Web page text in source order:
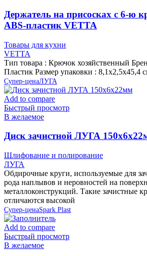
Держатель на присосках с 6-ю
ABS-пластик VETTA
Товары для кухни
VETTA
Тип товара : Крючок хозяйственный
Пластик Размер упаковки : 8,1х2,5х45,4
Супер-ценаЛУГА
Add to compare
Быстрый просмотр
В желаемое
Диск зачистной ЛУГА
Шлифование и полирование
ЛУГА
Обдирочные круги, используемые для
рода наплывов и неровностей на
металлоконструкций. Такие зачистные
отличаются высокой
Супер-ценаSpark Plast
Add to compare
Быстрый просмотр
В желаемое